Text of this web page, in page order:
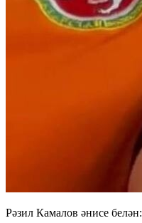
Рәзил Камалов әнисе белән: